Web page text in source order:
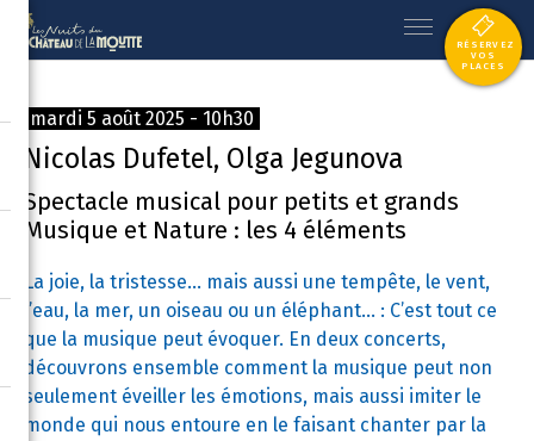
RÉSERVEZ
VOS
PLACES
mardi 5 août 2025 - 10h30
Nicolas Dufetel, Olga Jegunova
Spectacle musical pour petits et grands
Musique et Nature : les 4 éléments
La joie, la tristesse… mais aussi une tempête, le vent,
l’eau, la mer, un oiseau ou un éléphant... : C’est tout ce
que la musique peut évoquer. En deux concerts,
découvrons ensemble comment la musique peut non
seulement éveiller les émotions, mais aussi imiter le
monde qui nous entoure en le faisant chanter par la